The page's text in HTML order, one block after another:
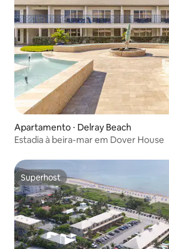
Apartamento ⋅ Delray Beach
Estadia à beira-mar em Dover House
Superhost
Superhost